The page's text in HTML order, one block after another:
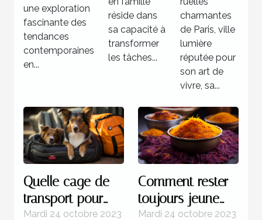
une exploration
fascinante des
tendances
contemporaines
en...
réussie
réside dans
sa capacité à
transformer
les tâches...
Paris
charmantes
de Paris, ville
lumière
réputée pour
son art de
vivre, sa...
Quelle cage de
transport pour
chien est plus
Mardi 24 octobre 2023
Comment rester
toujours jeune
grâce au safran ?
Mardi 24 octobre 2023